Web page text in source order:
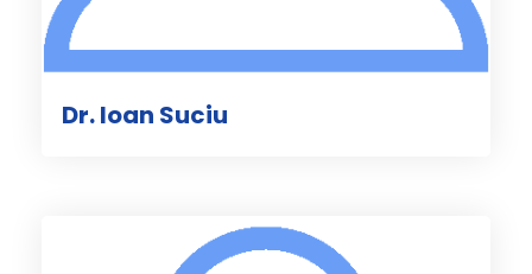
Dr. Ioan Suciu